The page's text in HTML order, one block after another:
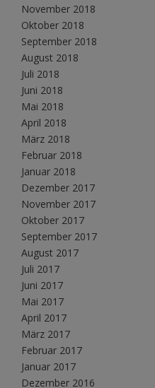
November 2018
Oktober 2018
September 2018
August 2018
Juli 2018
Juni 2018
Mai 2018
April 2018
März 2018
Februar 2018
Januar 2018
Dezember 2017
November 2017
Oktober 2017
September 2017
August 2017
Juli 2017
Juni 2017
Mai 2017
April 2017
März 2017
Februar 2017
Januar 2017
Dezember 2016